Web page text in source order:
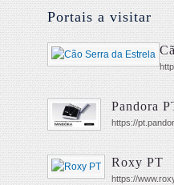
Portais a visitar
Pandora
https://
Roxy PT
https://